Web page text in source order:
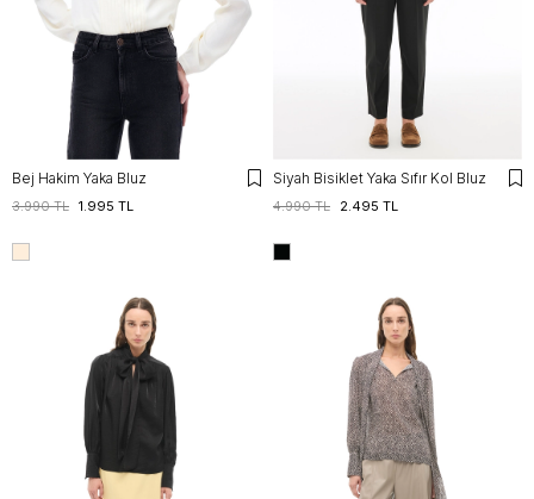
Bej Hakim Yaka Bluz
1.995 TL
3.990 TL
Siyah Bisiklet Yaka Sıfır Kol Bluz
2.495 TL
4.990 TL